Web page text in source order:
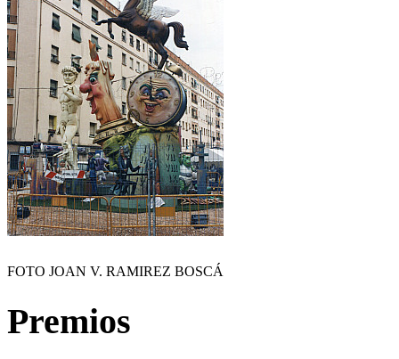
FOTO JOAN V. RAMIREZ BOSCÁ
Premios